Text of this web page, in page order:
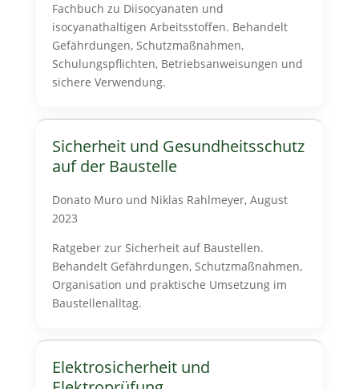
Fachbuch zu Diisocyanaten und
isocyanathaltigen Arbeitsstoffen. Behandelt
Gefährdungen, Schutzmaßnahmen,
Schulungspflichten, Betriebsanweisungen und
sichere Verwendung.
Sicherheit und Gesundheitsschutz
auf der Baustelle
Donato Muro und Niklas Rahlmeyer, August
2023
Ratgeber zur Sicherheit auf Baustellen.
Behandelt Gefährdungen, Schutzmaßnahmen,
Organisation und praktische Umsetzung im
Baustellenalltag.
Elektrosicherheit und